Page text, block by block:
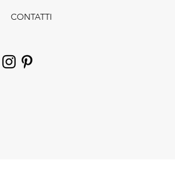
CONTATTI